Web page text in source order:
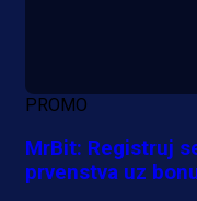
PROMO
MrBit: Registruj
prvenstva uz